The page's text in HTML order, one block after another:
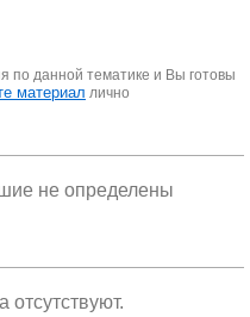
по данной тематике и Вы готовы
материал лично
не определены
отсутствуют.